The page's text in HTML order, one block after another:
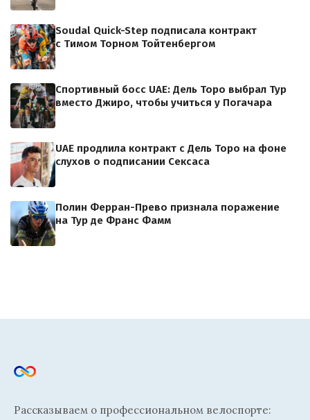
Soudal Quick-Step подписала контракт
с Тимом Торном Тойтенбергом
Спортивный босс UAE: Дель Торо выбрал Тур
вместо Джиро, чтобы учиться у Погачара
UAE продлила контракт с Дель Торо на фоне
слухов о подписании Сексаса
Полин Ферран-Прево признала поражение
на Тур де Франс Фамм
Рассказываем о профессиональном велоспорте: